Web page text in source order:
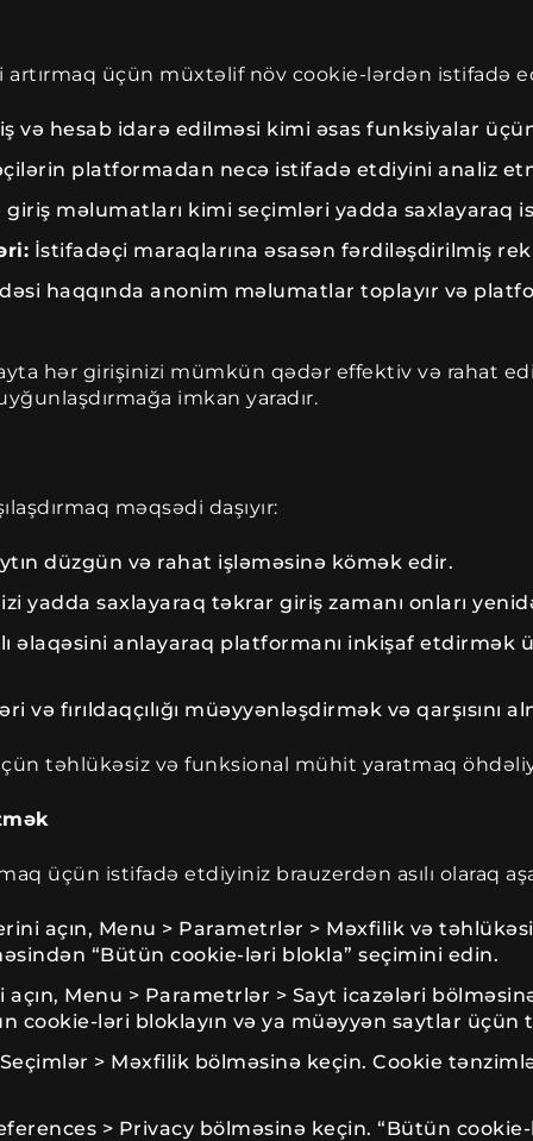
artırmaq üçün müxtəlif növ cookie-lərdən istifadə
və hesab idarə edilməsi kimi əsas funksiyalar
platformadan necə istifadə etdiyini analiz
məlumatları kimi seçimləri yadda saxlayaraq
İstifadəçi maraqlarına əsasən fərdiləşdirilmiş
haqqında anonim məlumatlar toplayır və
hər girişinizi mümkün qədər effektiv və rahat
imkan yaradır.
məqsədi daşıyır:
düzgün və rahat işləməsinə kömək edir.
yadda saxlayaraq təkrar giriş zamanı onları
əlaqəsini anlayaraq platformanı inkişaf
və fırıldaqçılığı müəyyənləşdirmək və qarşısını
təhlükəsiz və funksional mühit yaratmaq
üçün istifadə etdiyiniz brauzerdən asılı olaraq
açın, Menu > Parametrlər > Məxfilik və
“Bütün cookie-ləri blokla” seçimini edin.
Menu > Parametrlər > Sayt icazələri
cookie-ləri bloklayın və ya müəyyən saytlar üçün
> Məxfilik bölməsinə keçin. Cookie
> Privacy bölməsinə keçin. “Bütün